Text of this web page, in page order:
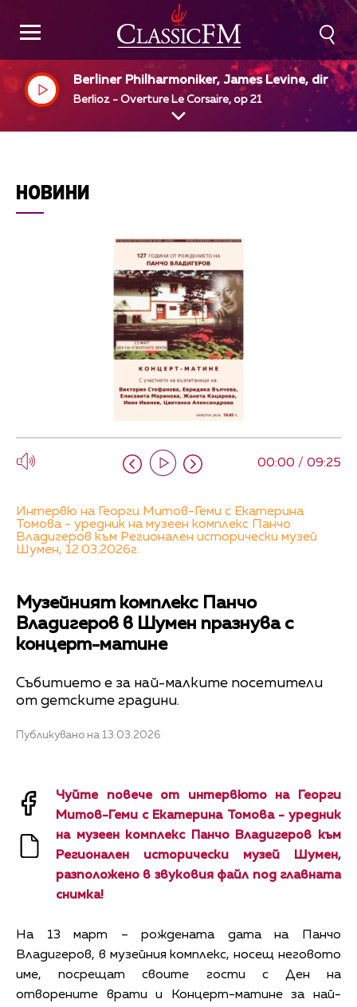
Berliner Philharmoniker, James Levine, dir
Berlioz - Overture Le Corsaire, op 21
НОВИНИ
00:00 / 09:25
Интервю на Георги Митов-Геми с Екатерина
Томова - уредник на музеен комплекс Панчо
Владигеров към Регионален исторически музей
Шумен, 12.03.2026г.
Музейният комплекс Панчо
Владигеров в Шумен празнува с
концерт-матине
Събитието е за най-малките посетители
от детските градини.
Публикувано на 13.03.2026
Чуйте повече от интервюто на Георги
Митов-Геми с Eкатерина Томова - уредник
на музеен комплекс Панчо Владигеров към
Регионален исторически музей Шумен,
разположено в звуковия файл под главната
снимка!
На 13 март – рождената дата на Панчо
Владигеров, в музейния комплекс, носещ неговото
име, посрещат своите гости с Ден на
отворените врати и Концерт-матине за най-